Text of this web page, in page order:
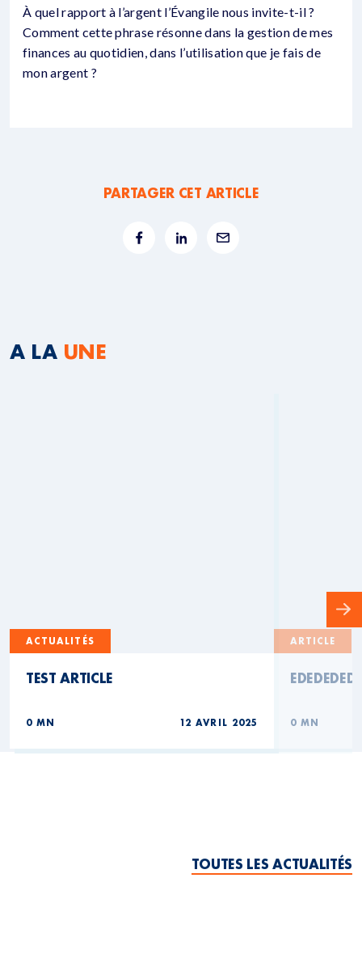
À quel rapport à l’argent l’Évangile nous invite-t-il ?
Comment cette phrase résonne dans la gestion de mes
finances au quotidien, dans l’utilisation que je fais de
mon argent ?
PARTAGER CET ARTICLE
A LA UNE
ACTUALITÉS
TEST ARTICLE
0 MN 12 AVRIL 2025
ARTICLE
EDEDEDED
0 MN
TOUTES LES ACTUALITÉS